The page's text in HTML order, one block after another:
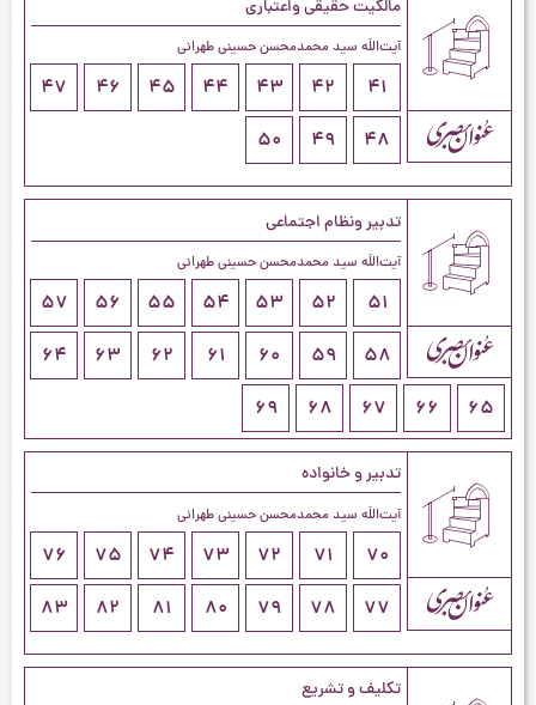
مالکیت حقیقی واعتباری
آیت‌اللَه سید محمدمحسن حسینی طهرانی
41
42
43
44
45
46
47
48
49
50
تدبیر ونظام اجتماعی
آیت‌اللَه سید محمدمحسن حسینی طهرانی
51
52
53
54
55
56
57
58
59
60
61
62
63
64
65
66
67
68
69
تدبیر و خانواده
آیت‌اللَه سید محمدمحسن حسینی طهرانی
70
71
72
73
74
75
76
77
78
79
80
81
82
83
تکلیف و تشریع